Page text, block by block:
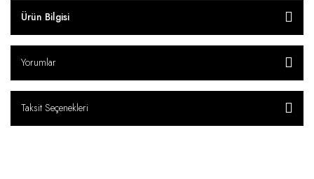
Ürün Bilgisi
Yorumlar
Taksit Seçenekleri